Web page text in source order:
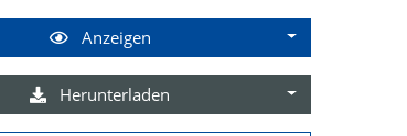
Anzeigen
Herunterladen